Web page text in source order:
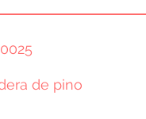
de pino